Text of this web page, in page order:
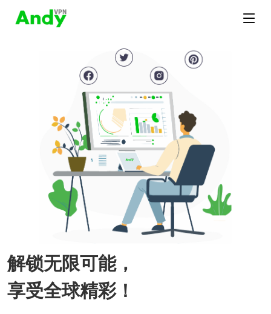
解锁无限可能，
享受全球精彩！